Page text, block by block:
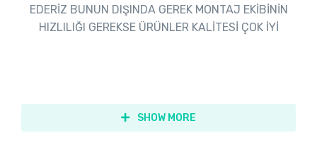
EDERİZ BUNUN DIŞINDA GEREK MONTAJ EKİBİNİN
HIZLILIĞI GEREKSE ÜRÜNLER KALİTESİ ÇOK İYİ
SHOW MORE